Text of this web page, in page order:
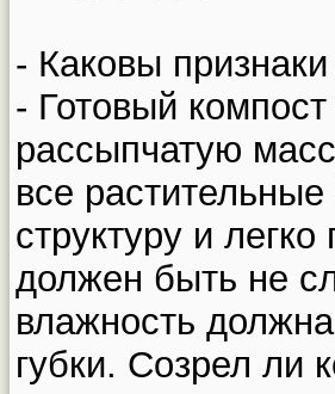
- Каковы
- Готовый
рассыпчатую
все
структуру и
должен быть не
влажность
губки. Созрел ли